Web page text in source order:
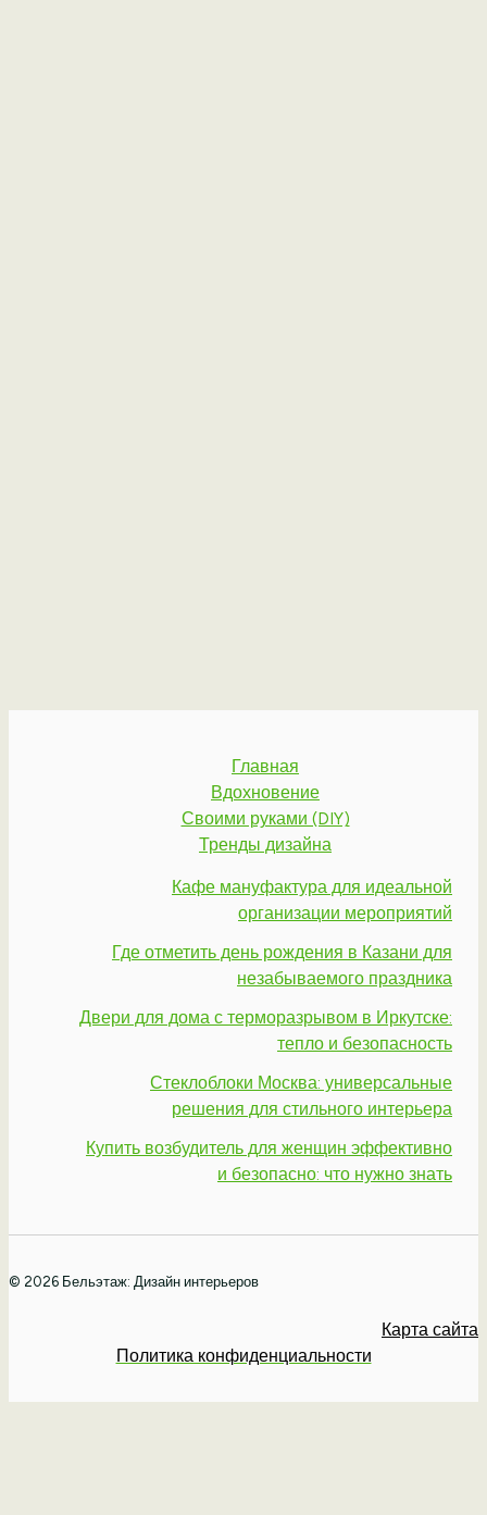
Главная
Вдохновение
Своими руками (DIY)
Тренды дизайна
Кафе мануфактура для идеальной
организации мероприятий
Где отметить день рождения в Казани для
незабываемого праздника
Двери для дома с терморазрывом в Иркутске:
тепло и безопасность
Стеклоблоки Москва: универсальные
решения для стильного интерьера
Купить возбудитель для женщин эффективно
и безопасно: что нужно знать
© 2026 Бельэтаж: Дизайн интерьеров
Карта сайта
Политика конфиденциальности